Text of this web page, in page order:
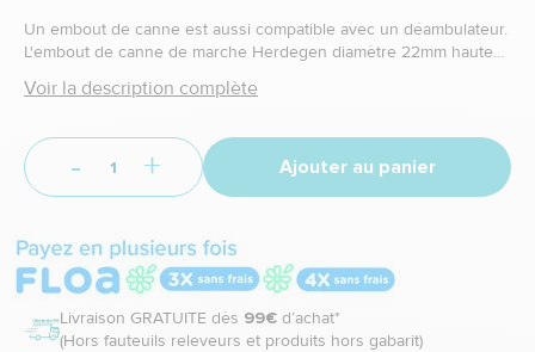
Un embout de canne est aussi compatible avec un déambulateur.
L'embout de canne de marche Herdegen diamètre 22mm hauteur
sécurité
Voir la description complète
- + Ajouter au panier
Livraison GRATUITE dès 99€ d’achat*
(Hors fauteuils releveurs et produits hors gabarit)